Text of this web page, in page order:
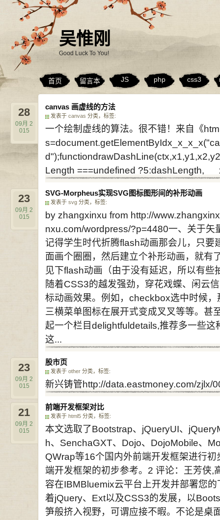
吴惟刚
Good Luck To You!
首页 留言本 JS php css3
canvas 画虚线的方法
发表于 canvas 分类，标签:
28
09月 2
015
一个绘制虚线的算法。很不错！来自《
Length ===undefined ?5:dashLength,
SVG-Morpheus实现SVG图标图形间的补形动画
发表于 svg 分类，标签:
23
09月 2
015
by zhangxinxu from http://
nxu.com/wordpress/?p=4480一、关于矢
记得学生时代折腾flash动画那会儿，只要
面画个圈圈，然后建立个补形动画，就有
见下flash动画（由于没有延迟，所以有
随着CSS3的越发强劲，穿花戏蝶、闲云
标动画效果。例如，checkbox选中时候
三横菜单图标在展开式变成叉叉等等。甚
起一个栏目delightfuldetails,推荐多一些
这...
股市页
发表于 other 分类，标签:
23
09月 2
015
新兴铸管http://data.eastmoney.com/zjlx/
前端开发框架对比
发表于 html5 分类，标签:
21
09月 2
015
本文选取了Bootstrap、jQueryUI、
h、SenchaGXT、Dojo、DojoMobile、
QWrap等16个国内外前端开发框架进行
端开发框架的初步参考。2 评论：王芳侠
容在IBMBluemix云平台上开发并部署您
着jQuery、Ext以及CSS3的发展，以
笋般挤入视野，可谓应接不暇。不论是桌